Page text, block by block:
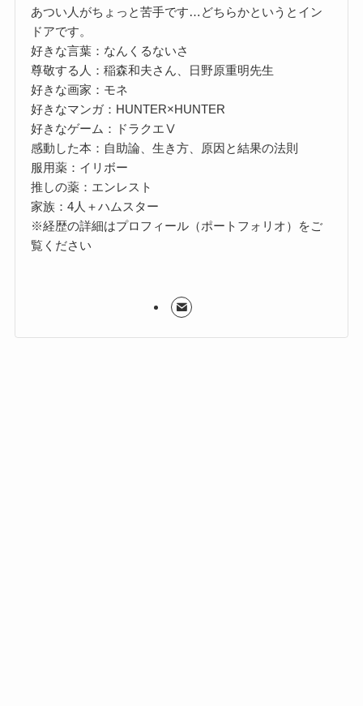
あつい人がちょっと苦手です…どちらかというとイン
ドアです。
好きな言葉：なんくるないさ
尊敬する人：稲森和夫さん、日野原重明先生
好きな画家：モネ
好きなマンガ：HUNTER×HUNTER
好きなゲーム：ドラクエⅤ
感動した本：自助論、生き方、原因と結果の法則
服用薬：イリボー
推しの薬：エンレスト
家族：4人＋ハムスター
※経歴の詳細はプロフィール（ポートフォリオ）をご
覧ください